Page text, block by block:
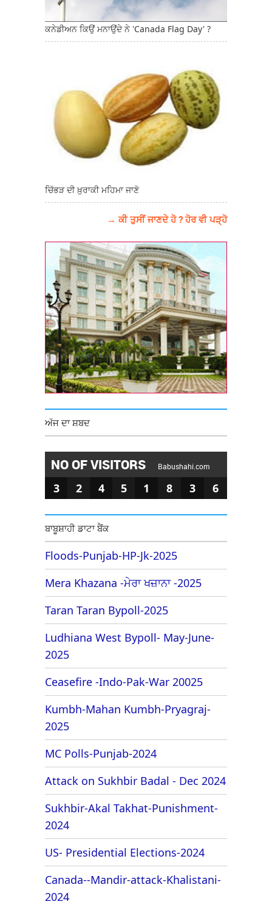
ਕਨੇਡੀਅਨ ਕਿਉਂ ਮਨਾਉਂਦੇ ਨੇ 'Canada Flag Day' ?
ਚਿੱਭੜ ਦੀ ਖ਼ੁਰਾਕੀ ਮਹਿਮਾ ਜਾਣੋ
→ ਕੀ ਤੁਸੀਂ ਜਾਣਦੇ ਹੋ ? ਹੋਰ ਵੀ ਪੜ੍ਹੋ
ਅੱਜ ਦਾ ਸ਼ਬਦ
NO OF VISITORS Babushahi.com
3 2 4 5 1 8 3 6
ਬਾਬੂਸ਼ਾਹੀ ਡਾਟਾ ਬੈਂਕ
Floods-Punjab-HP-Jk-2025
Mera Khazana -ਮੇਰਾ ਖਜ਼ਾਨਾ -2025
Taran Taran Bypoll-2025
Ludhiana West Bypoll- May-June-
2025
Ceasefire -Indo-Pak-War 20025
Kumbh-Mahan Kumbh-Pryagraj-
2025
MC Polls-Punjab-2024
Attack on Sukhbir Badal - Dec 2024
Sukhbir-Akal Takhat-Punishment-
2024
US- Presidential Elections-2024
Canada--Mandir-attack-Khalistani-
2024